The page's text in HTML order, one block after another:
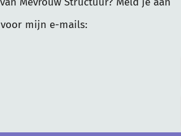
voor mijn e-mails: